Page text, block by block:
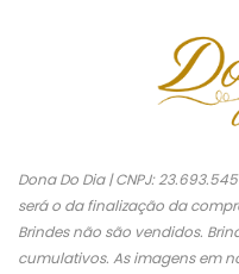
Dona Do Dia | CNPJ:
será o da finalização da
Brindes não são vendidos.
cumulativos. As imagens em